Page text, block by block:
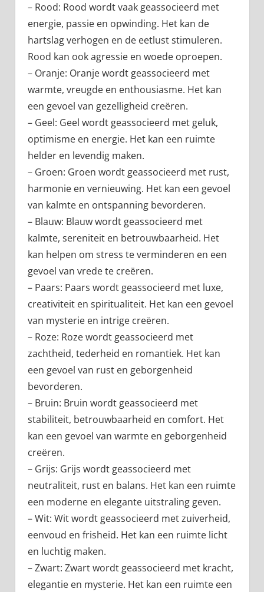
– Rood: Rood wordt vaak geassocieerd met
energie, passie en opwinding. Het kan de
hartslag verhogen en de eetlust stimuleren.
Rood kan ook agressie en woede oproepen.
– Oranje: Oranje wordt geassocieerd met
warmte, vreugde en enthousiasme. Het kan
een gevoel van gezelligheid creëren.
– Geel: Geel wordt geassocieerd met geluk,
optimisme en energie. Het kan een ruimte
helder en levendig maken.
– Groen: Groen wordt geassocieerd met rust,
harmonie en vernieuwing. Het kan een gevoel
van kalmte en ontspanning bevorderen.
– Blauw: Blauw wordt geassocieerd met
kalmte, sereniteit en betrouwbaarheid. Het
kan helpen om stress te verminderen en een
gevoel van vrede te creëren.
– Paars: Paars wordt geassocieerd met luxe,
creativiteit en spiritualiteit. Het kan een gevoel
van mysterie en intrige creëren.
– Roze: Roze wordt geassocieerd met
zachtheid, tederheid en romantiek. Het kan
een gevoel van rust en geborgenheid
bevorderen.
– Bruin: Bruin wordt geassocieerd met
stabiliteit, betrouwbaarheid en comfort. Het
kan een gevoel van warmte en geborgenheid
creëren.
– Grijs: Grijs wordt geassocieerd met
neutraliteit, rust en balans. Het kan een ruimte
een moderne en elegante uitstraling geven.
– Wit: Wit wordt geassocieerd met zuiverheid,
eenvoud en frisheid. Het kan een ruimte licht
en luchtig maken.
– Zwart: Zwart wordt geassocieerd met kracht,
elegantie en mysterie. Het kan een ruimte een